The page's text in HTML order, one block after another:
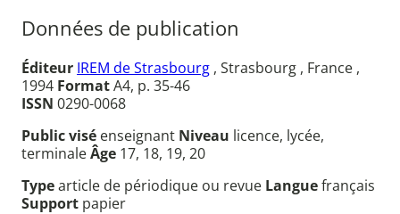
Données de publication
Éditeur IREM de Strasbourg , Strasbourg , France ,
1994 FormatA4, p. 35-46
ISSN 0290-0068
Public visé enseignant Niveau licence, lycée,
terminaleÂge 17, 18, 19, 20
Typearticle de périodique ou revue Languefrançais
Support papier